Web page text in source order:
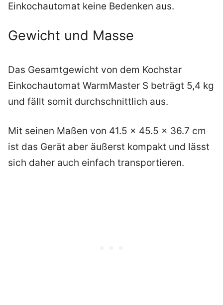
Einkochautomat keine Bedenken aus.
Gewicht und Masse
Das Gesamtgewicht von dem Kochstar
Einkochautomat WarmMaster S beträgt 5,4 kg
und fällt somit durchschnittlich aus.
Mit seinen Maßen von 41.5 x 45.5 x 36.7 cm
ist das Gerät aber äußerst kompakt und lässt
sich daher auch einfach transportieren.